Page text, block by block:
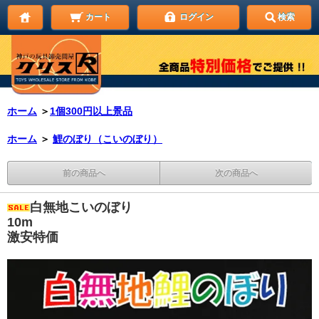
カート ログイン 検索
ホーム ＞ 1個300円以上景品
ホーム ＞ 鯉のぼり（こいのぼり）
前の商品へ 次の商品へ
白無地こいのぼり
10m
激安特価